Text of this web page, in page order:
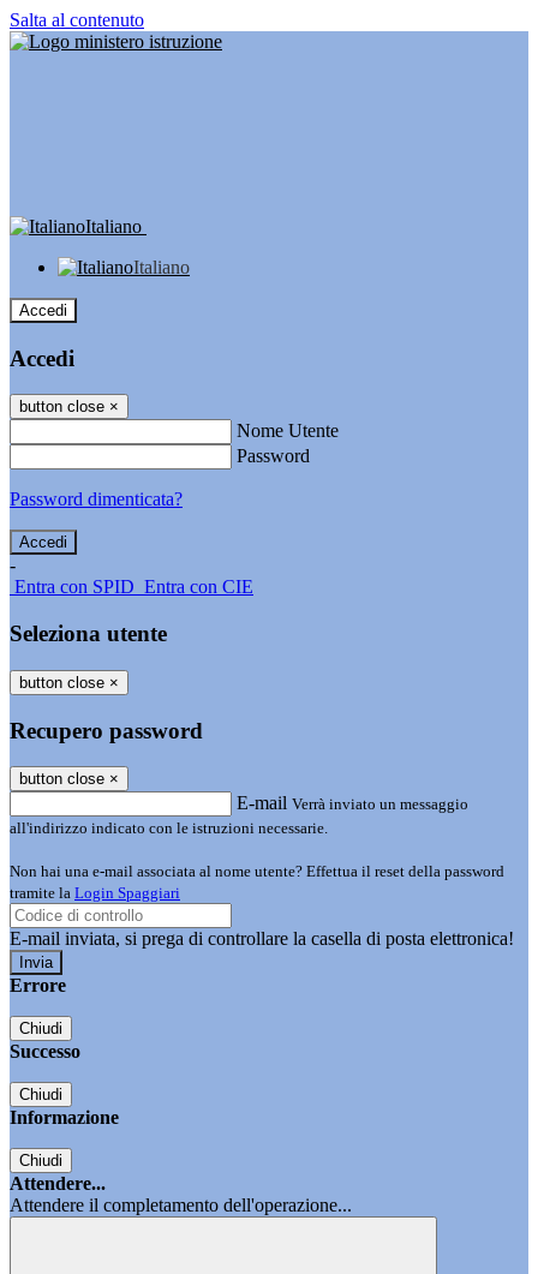
Salta al contenuto
Italiano
Italiano
Accedi
Accedi
button close ×
Nome Utente
Password
Password dimenticata?
-
Entra con SPID Entra con CIE
Seleziona utente
button close ×
Recupero password
button close ×
E-mail Verrà inviato un messaggio
all'indirizzo indicato con le istruzioni necessarie.
Non hai una e-mail associata al nome utente? Effettua il reset della password
tramite la Login Spaggiari
E-mail inviata, si prega di controllare la casella di posta elettronica!
Errore
Chiudi
Successo
Chiudi
Informazione
Chiudi
Attendere...
Attendere il completamento dell'operazione...